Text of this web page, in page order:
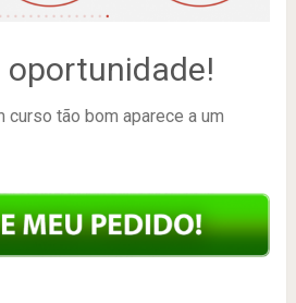
oportunidade!
curso tão bom aparece a um